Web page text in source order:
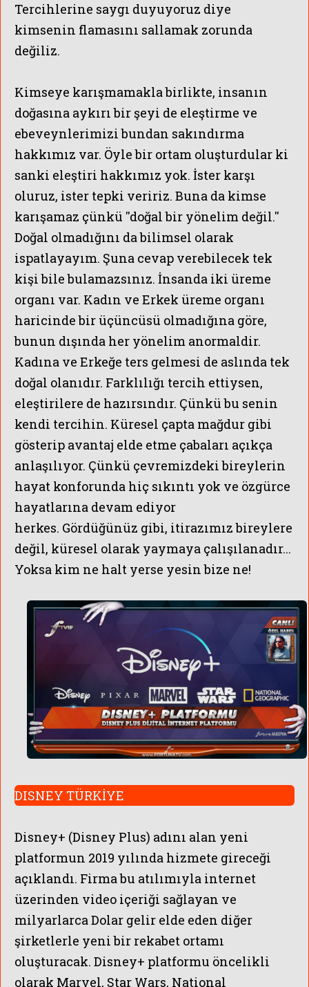
Tercihlerine saygı duyuyoruz diye
kimsenin flamasını sallamak zorunda
değiliz.
Kimseye karışmamakla birlikte, insanın
doğasına aykırı bir şeyi de eleştirme ve
ebeveynlerimizi bundan sakındırma
hakkımız var. Öyle bir ortam oluşturdular ki
sanki eleştiri hakkımız yok. İster karşı
oluruz, ister tepki veririz. Buna da kimse
karışamaz çünkü ''doğal bir yönelim değil.''
Doğal olmadığını da bilimsel olarak
ispatlayayım. Şuna cevap verebilecek tek
kişi bile bulamazsınız. İnsanda iki üreme
organı var. Kadın ve Erkek üreme organı
haricinde bir üçüncüsü olmadığına göre,
bunun dışında her yönelim anormaldir.
Kadına ve Erkeğe ters gelmesi de aslında tek
doğal olanıdır. Farklılığı tercih ettiysen,
eleştirilere de hazırsındır. Çünkü bu senin
kendi tercihin. Küresel çapta mağdur gibi
gösterip avantaj elde etme çabaları açıkça
anlaşılıyor. Çünkü çevremizdeki bireylerin
hayat konforunda hiç sıkıntı yok ve özgürce
hayatlarına devam ediyor
herkes. Gördüğünüz gibi, itirazımız bireylere
değil, küresel olarak yaymaya çalışılanadır...
Yoksa kim ne halt yerse yesin bize ne!
DISNEY TÜRKİYE
Disney+ (Disney Plus) adını alan yeni
platformun 2019 yılında hizmete gireceği
açıklandı. Firma bu atılımıyla internet
üzerinden video içeriği sağlayan ve
milyarlarca Dolar gelir elde eden diğer
şirketlerle yeni bir rekabet ortamı
oluşturacak. Disney+ platformu öncelikli
olarak Marvel, Star Wars, National